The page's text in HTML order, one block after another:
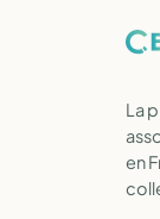
La
en